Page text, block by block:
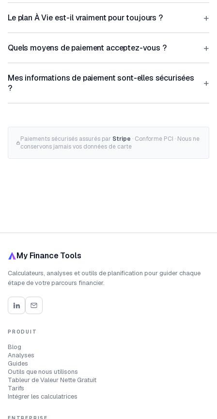
Le plan À Vie est-il vraiment pour toujours ? +
Quels moyens de paiement acceptez-vous ? +
Mes informations de paiement sont-elles sécurisées
?
+
Paiements sécurisés assurés par Stripe · Conforme PCI · Nous ne
conservons jamais vos données de carte
My Finance Tools
Calculateurs, analyses et outils de planification pour guider chaque
étape de votre parcours financier.
PRODUIT
Blog
Analyses
Guides
Outils que nous utilisons
Tableur de Valeur Nette Gratuit
Tarifs
Intégrer les calculatrices